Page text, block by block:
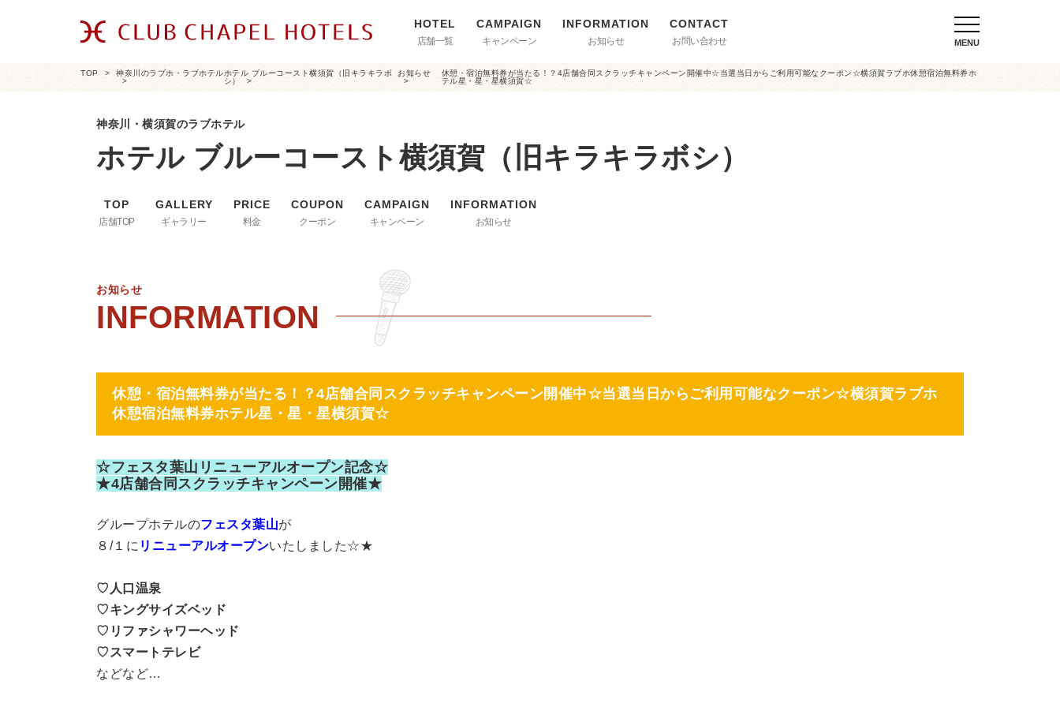
店舗一覧 キャンペーン お知らせ お問い合わせ MENU
TOP 神奈川のラブホ・ラブホテルホテル ブルーコースト横須賀（旧キラキラボ
シ）
お知らせ
休憩・宿泊無料券が当たる！？4店舗合同スクラッチキャンペーン開催中☆当選当日からご利用可能なクーポン☆横須賀ラブホ休憩宿泊無料券ホ
テル星・星・星横須賀☆
神奈川・横須賀のラブホテル
ホテル ブルーコースト横須賀（旧キラキラボシ）
店舗TOP ギャラリー 料金 クーポン キャンペーン お知らせ
お知らせ
休憩・宿泊無料券が当たる！？4店舗合同スクラッチキャンペーン開催中☆当選当日からご利用可能なクーポン☆横須賀ラブホ
休憩宿泊無料券ホテル星・星・星横須賀☆
☆フェスタ葉山リニューアルオープン記念☆
★4店舗合同スクラッチキャンペーン開催★
グループホテルのフェスタ葉山が
８/１に リニューアルオープンいたしました☆★
♡人口温泉
♡キングサイズベッド
♡リファシャワーヘッド
♡スマートテレビ
などなど…